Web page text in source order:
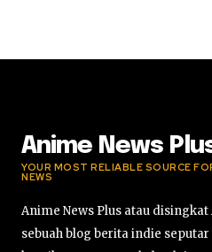
Anime News
YOUR MOST RELIABLE SOURCE
NEWS
Anime News Plus atau disingkat
sebuah blog berita indie